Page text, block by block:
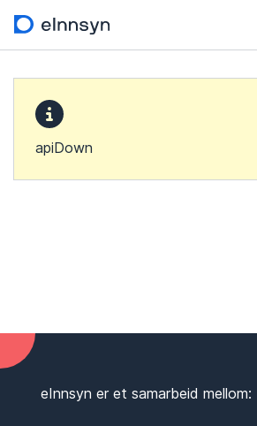
apiDown
eInnsyn er et samarbeid mellom: